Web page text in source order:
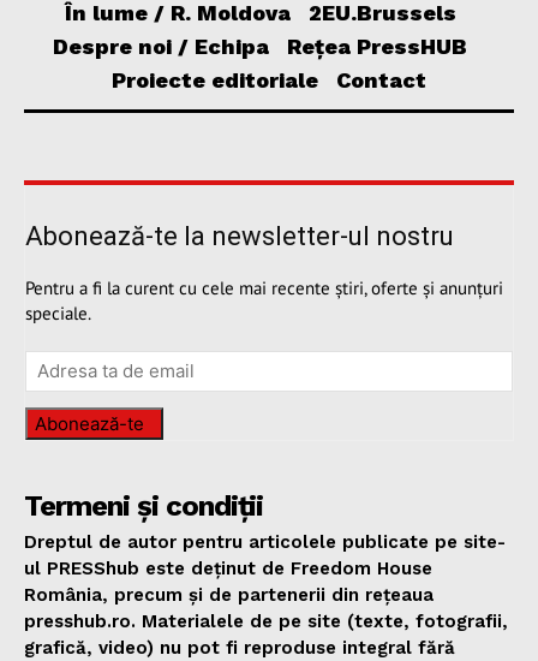
În lume / R. Moldova
2EU.Brussels
Despre noi / Echipa
Rețea PressHUB
Proiecte editoriale
Contact
Abonează-te la newsletter-ul nostru
Pentru a fi la curent cu cele mai recente știri, oferte și anunțuri
speciale.
Abonează-te
Termeni și condiții
Dreptul de autor pentru articolele publicate pe site-
ul PRESShub este deținut de Freedom House
România, precum și de partenerii din rețeaua
presshub.ro. Materialele de pe site (texte, fotografii,
grafică, video) nu pot fi reproduse integral fără